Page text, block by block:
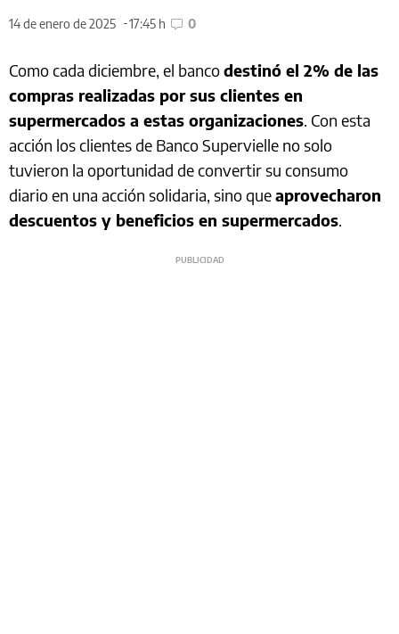
14 de enero de 2025 17:45 h 0
Como cada diciembre, el bancodestinó el 2% de las
compras realizadas por sus clientes en
supermercados a estas organizaciones. Con esta
acción los clientes de Banco Supervielle no solo
tuvieron la oportunidad de convertir su consumo
diario en una acción solidaria, sino queaprovecharon
descuentos y beneficios en supermercados.